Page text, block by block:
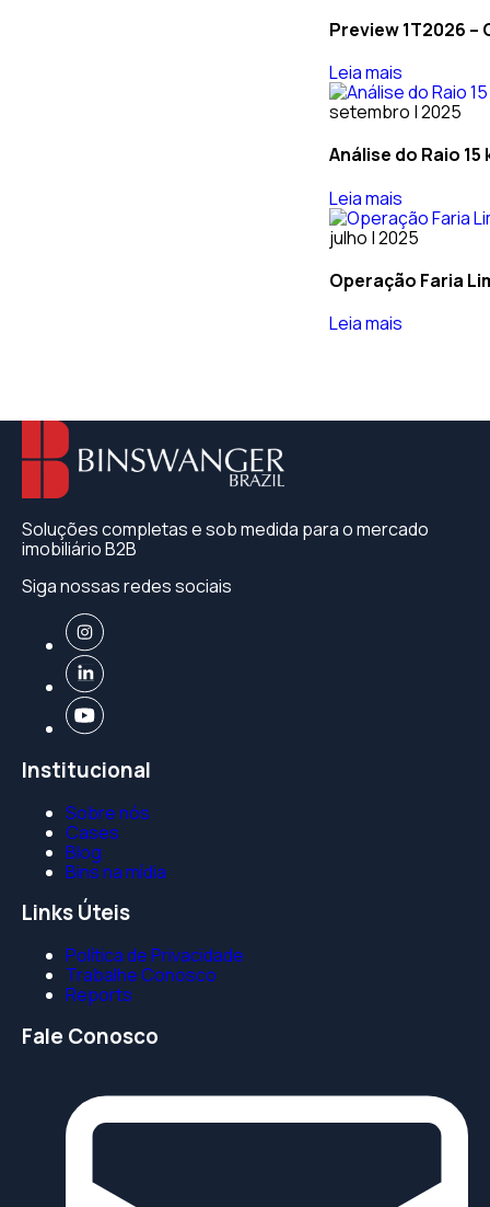
Preview 1T2026 –
Leia mais
setembro | 2025
Análise do Raio 15
Leia mais
julho | 2025
Operação Faria
Leia mais
Soluções completas e sob medida para o mercado
imobiliário B2B
Siga nossas redes sociais
Institucional
Sobre nós
Cases
Blog
Bins na mídia
Links Úteis
Política de Privacidade
Trabalhe Conosco
Reports
Fale Conosco